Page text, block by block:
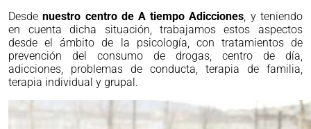
Desdenuestro centro de A tiempo Adicciones, y teniendo
en cuenta dicha situación, trabajamos estos aspectos
desde el ámbito de la psicología, con tratamientos de
prevención del consumo de drogas, centro de día,
adicciones, problemas de conducta, terapia de familia,
terapia individual y grupal.